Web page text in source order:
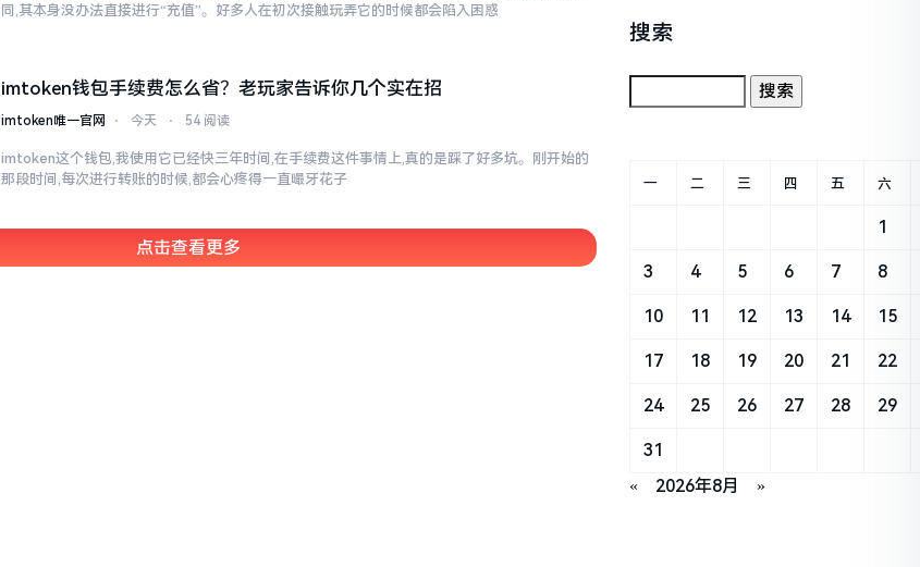
同,其本身没办法直接进行“充值”。好多人在初次接触玩弄它的时候都会陷入困惑
imtoken钱包手续费怎么省？老玩家告诉你几个实在招
imtoken唯一官网 ⋅ 今天 ⋅ 54 阅读
imtoken这个钱包,我使用它已经快三年时间,在手续费这件事情上,真的是踩了好多坑。刚开始的
那段时间,每次进行转账的时候,都会心疼得一直嘬牙花子
点击查看更多
搜索
« 2026年8月 »
一 二 三 四 五 六
1
3 4 5 6 7 8
10 11 12 13 14 15
17 18 19 20 21 22
24 25 26 27 28 29
31